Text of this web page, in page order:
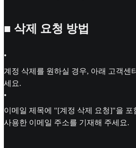
■ 삭제 요청 방법
•
계정 삭제를 원하실 경우, 아래 고객센
세요.
•
이메일 제목에 "[계정 삭제 요청]"을 포
사용한 이메일 주소를 기재해 주세요.